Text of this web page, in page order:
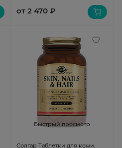
от 2 470 ₽
Быстрый просмотр
Солгар Таблетки для кожи,